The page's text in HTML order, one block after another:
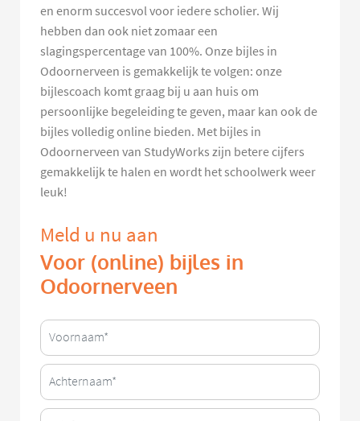
en enorm succesvol voor iedere scholier. Wij
hebben dan ook niet zomaar een
slagingspercentage van 100%. Onze bijles in
Odoornerveen is gemakkelijk te volgen: onze
bijlescoach komt graag bij u aan huis om
persoonlijke begeleiding te geven, maar kan ook de
bijles volledig online bieden. Met bijles in
Odoornerveen van StudyWorks zijn betere cijfers
gemakkelijk te halen en wordt het schoolwerk weer
leuk!
Meld u nu aan
Voor (online) bijles in
Odoornerveen